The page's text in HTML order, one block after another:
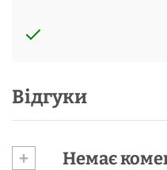
Відгуки
+ Немає